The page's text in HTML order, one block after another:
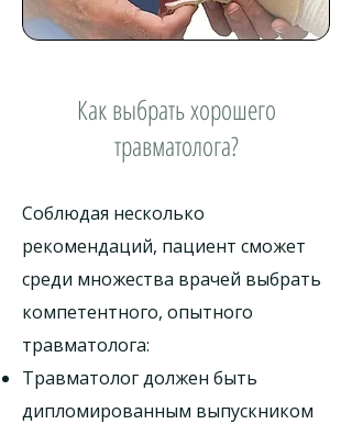
Как выбрать хорошего
травматолога?
Соблюдая несколько
рекомендаций, пациент сможет
среди множества врачей выбрать
компетентного, опытного
травматолога:
Травматолог должен быть
дипломированным выпускником